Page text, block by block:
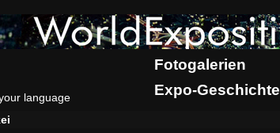
language
Fotogalerien
Expo-Geschichte